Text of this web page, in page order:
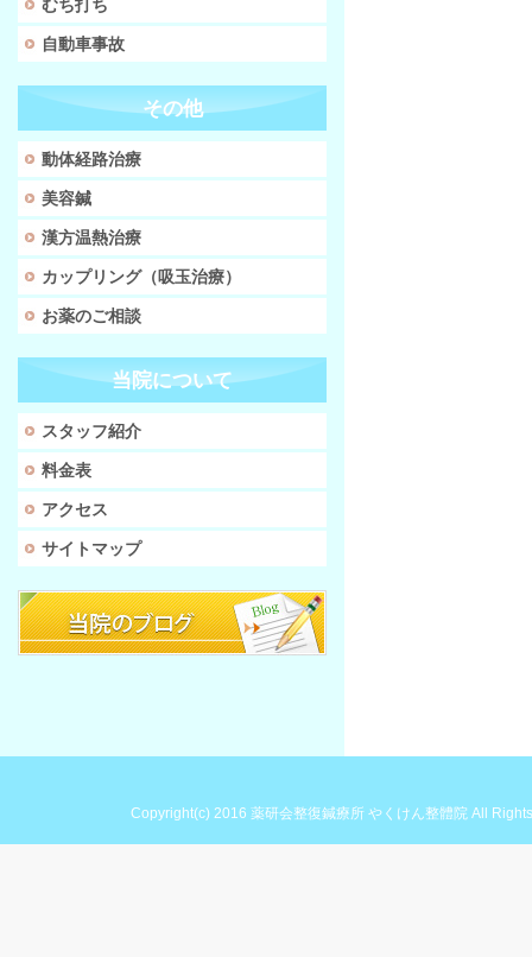
むち打ち
自動車事故
その他
動体経路治療
美容鍼
漢方温熱治療
カップリング（吸玉治療）
お薬のご相談
当院について
スタッフ紹介
料金表
アクセス
サイトマップ
Copyright(c) 2016 薬研会整復鍼療所 やくけん整體院All